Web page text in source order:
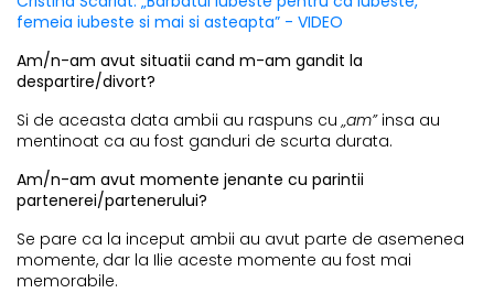
femeia iubeste si mai si asteapta” - VIDEO
Am/n-am avut situatii cand m-am gandit la
despartire/divort?
Si de aceasta data ambii au raspuns cu „am”insa au
mentinoat ca au fost ganduri de scurta durata.
Am/n-am avut momente jenante cu parintii
partenerei/partenerului?
Se pare ca la inceput ambii au avut parte de asemenea
momente, dar la Ilie aceste momente au fost mai
memorabile.